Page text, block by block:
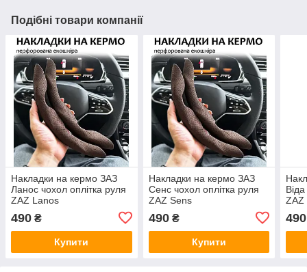
Подібні товари компанії
Накладки на кермо ЗАЗ
Ланос чохол оплітка руля
ZAZ Lanos
490 ₴
Купити
Накладки на кермо ЗАЗ
Сенс чохол оплітка руля
ZAZ Sens
490₴
Купити
ZAZ
490